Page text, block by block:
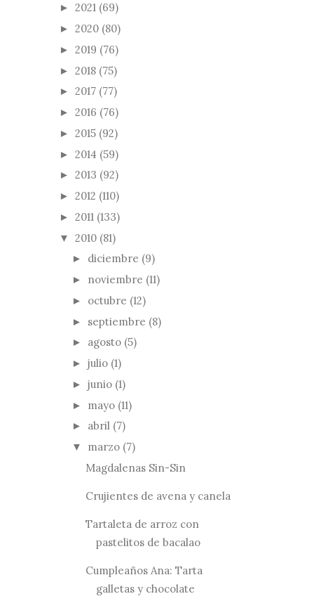
► 2021 (69)
► 2020 (80)
► 2019 (76)
► 2018 (75)
► 2017 (77)
► 2016 (76)
► 2015 (92)
► 2014 (59)
► 2013 (92)
► 2012 (110)
► 2011 (133)
▼ 2010 (81)
► diciembre (9)
► noviembre (11)
► octubre (12)
► septiembre (8)
► agosto (5)
► julio (1)
► junio (1)
► mayo (11)
► abril (7)
▼ marzo (7)
Magdalenas Sin-Sin
Crujientes de avena y canela
Tartaleta de arroz con
pastelitos de bacalao
Cumpleaños Ana: Tarta
galletas y chocolate